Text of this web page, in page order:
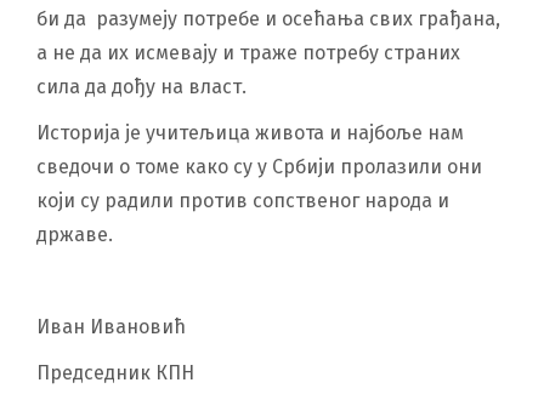
би да разумеју потребе и осећања свих грађана,
а не да их исмевају и траже потребу страних
сила да дођу на власт.
Историја је учитељица живота и најбоље нам
сведочи о томе како су у Србији пролазили они
који су радили против сопственог народа и
државе.
Иван Ивановић
Председник КПН